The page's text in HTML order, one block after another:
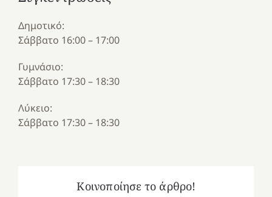
Δημοτικό:
Σάββατο 16:00 – 17:00
Γυμνάσιο:
Σάββατο 17:30 – 18:30
Λύκειο:
Σάββατο 17:30 – 18:30
Κοινοποίησε το άρθρο!